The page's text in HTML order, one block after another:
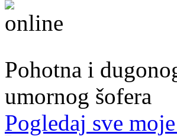
Pohotna i
umornog šofera
Pogledaj sve